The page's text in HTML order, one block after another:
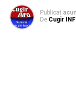
Publicat
De Cugir